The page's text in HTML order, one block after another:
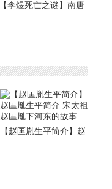
【李煜死亡之谜】南唐
【赵匡胤生平简介】赵